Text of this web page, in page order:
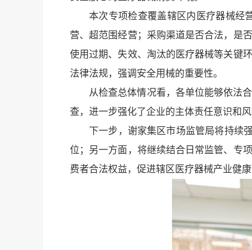
本次专项检查覆盖辖区内医疗器械经
营、超范围经营；采购渠道是否合法，是
使用过期、失效、淘汰的医疗器械等关键
法律法规，强调安全用械的重要性。
从检查总体情况看，各单位能够依法
查，进一步强化了企业的主体责任意识和
下一步，谢家集区市场监管局将持续
位；另一方面，将继续结合日常监管、专
费者合法权益，促进辖区医疗器械产业健康